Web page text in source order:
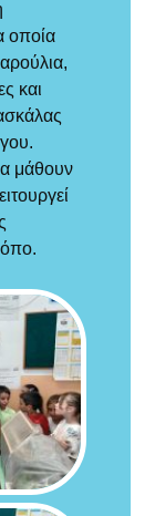
οποία
και
μάθουν